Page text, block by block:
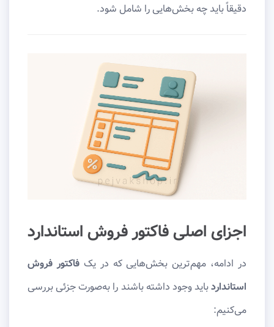
دقیقاً باید چه بخش‌هایی را شامل شود.
اجزای اصلی فاکتور فروش استاندارد
در ادامه، مهم‌ترین بخش‌هایی که در یکفاکتور فروش
استانداردباید وجود داشته باشند را به‌صورت جزئی بررسی
می‌کنیم: